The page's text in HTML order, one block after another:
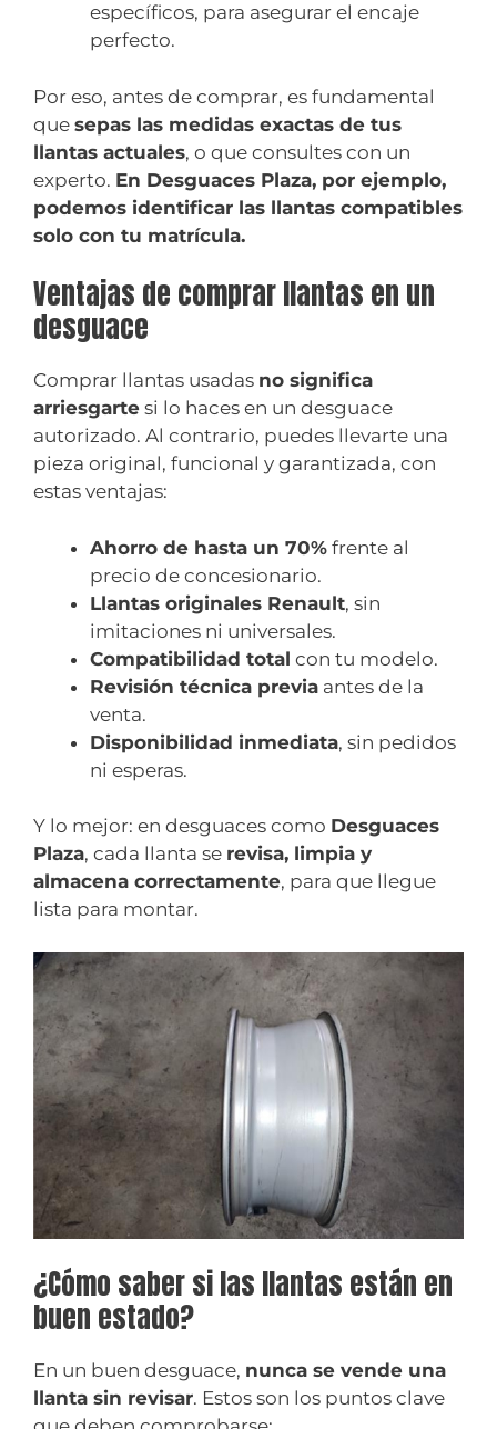
específicos, para asegurar el encaje
perfecto.
Por eso, antes de comprar, es fundamental
que sepas las medidas exactas de tus
llantas actuales, o que consultes con un
experto. En Desguaces Plaza, por ejemplo,
podemos identificar las llantas compatibles
solo con tu matrícula.
Ventajas de comprar llantas en un
desguace
Comprar llantas usadas no significa
arriesgarte si lo haces en un desguace
autorizado. Al contrario, puedes llevarte una
pieza original, funcional y garantizada, con
estas ventajas:
Ahorro de hasta un 70% frente al
precio de concesionario.
Llantas originales Renault, sin
imitaciones ni universales.
Compatibilidad total con tu modelo.
Revisión técnica previa antes de la
venta.
Disponibilidad inmediata, sin pedidos
ni esperas.
Y lo mejor: en desguaces como Desguaces
Plaza, cada llanta se revisa, limpia y
almacena correctamente, para que llegue
lista para montar.
¿Cómo saber si las llantas están en
buen estado?
En un buen desguace, nunca se vende una
llanta sin revisar. Estos son los puntos clave